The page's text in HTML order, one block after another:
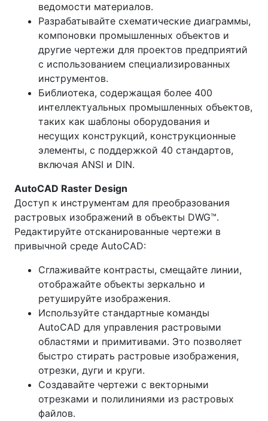
ведомости материалов.
Разрабатывайте схематические диаграммы,
компоновки промышленных объектов и
другие чертежи для проектов предприятий
с использованием специализированных
инструментов.
Библиотека, содержащая более 400
интеллектуальных промышленных объектов,
таких как шаблоны оборудования и
несущих конструкций, конструкционные
элементы, с поддержкой 40 стандартов,
включая ANSI и DIN.
AutoCAD Raster Design
Доступ к инструментам для преобразования
растровых изображений в объекты DWG™.
Редактируйте отсканированные чертежи в
привычной среде AutoCAD:
Сглаживайте контрасты, смещайте линии,
отображайте объекты зеркально и
ретушируйте изображения.
Используйте стандартные команды
AutoCAD для управления растровыми
областями и примитивами. Это позволяет
быстро стирать растровые изображения,
отрезки, дуги и круги.
Создавайте чертежи с векторными
отрезками и полилиниями из растровых
файлов.